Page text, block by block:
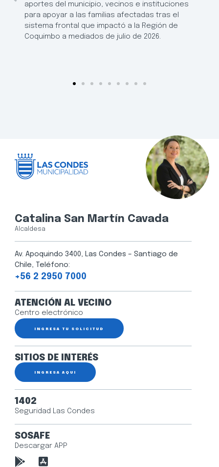
aportes del municipio, vecinos e instituciones
para apoyar a las familias afectadas tras el
sistema frontal que impactó a la Región de
Coquimbo a mediados de julio de 2026.
Catalina San Martín Cavada
Alcaldesa
Av. Apoquindo 3400, Las Condes – Santiago de
Chile, Teléfono:
+56 2 2950 7000
ATENCIÓN AL VECINO
Centro electrónico
INGRESA TU SOLICITUD
SITIOS DE INTERÉS
INGRESA AQUÍ
1402
Seguridad Las Condes
SOSAFE
Descargar APP